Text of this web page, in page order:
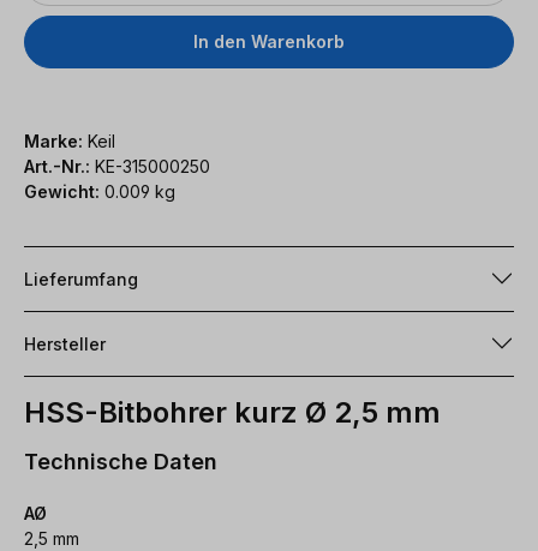
In den Warenkorb
Marke: Keil
Art.-Nr.: KE-315000250
Gewicht: 0.009 kg
Lieferumfang
Hersteller
HSS-Bitbohrer kurz Ø 2,5 mm
Technische Daten
AØ
2,5 mm